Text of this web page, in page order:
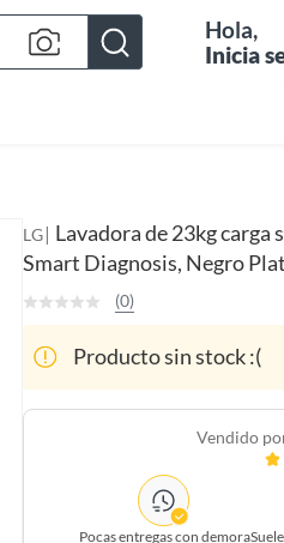
Hola,
Inicia
LG| Lavadora de 23kg
Smart Diagnosis, Negro
(0)
Producto sin stock :(
Vendido
Pocas entregas con demora